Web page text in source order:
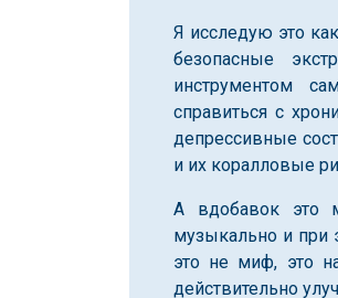
Я исследую это
безопасные
инструментом
справиться с
депрессивные
и их коралловые
А вдобавок это
музыкально и при
это не миф, это
действительно